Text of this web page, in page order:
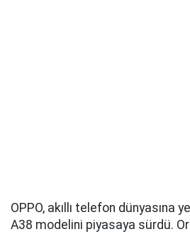
OPPO, akıllı telefon dünyasına
A38 modelini piyasaya sürdü.